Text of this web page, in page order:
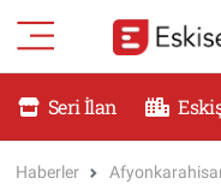
Seri İlan
Haberler
RESMİ İLANLAR
Eskişehir